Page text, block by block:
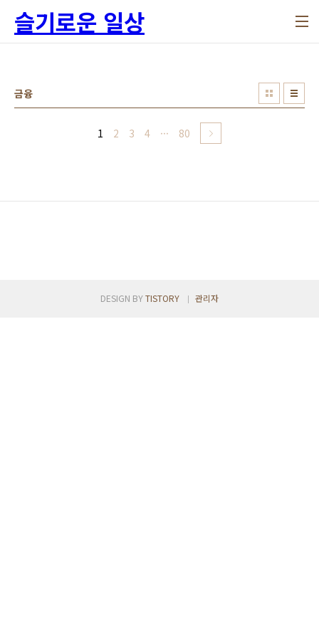
슬기로운 일상
금융
1 2 3 4 ··· 80
DESIGN BYTISTORY 관리자